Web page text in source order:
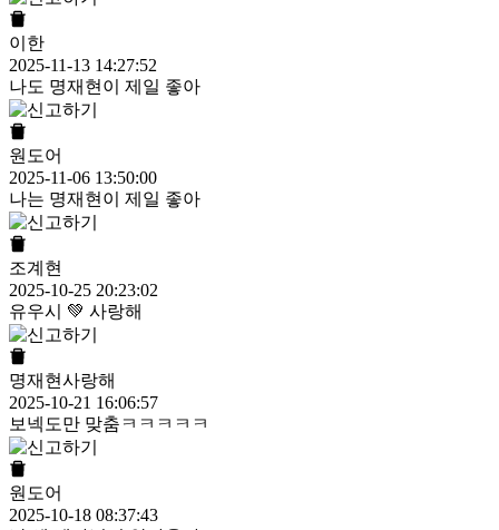
이한
2025-11-13 14:27:52
나도 명재현이 제일 좋아
원도어
2025-11-06 13:50:00
나는 명재현이 제일 좋아
조계현
2025-10-25 20:23:02
유우시 💚 사랑해
명재현사랑해
2025-10-21 16:06:57
보넥도만 맞춤ㅋㅋㅋㅋㅋ
원도어
2025-10-18 08:37:43